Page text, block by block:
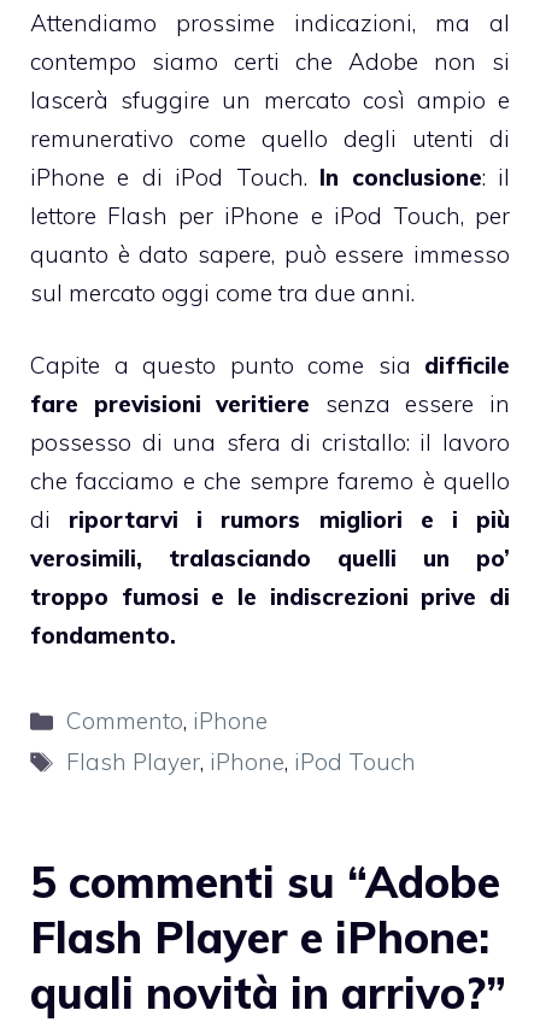
Attendiamo prossime indicazioni, ma al
contempo siamo certi che Adobe non si
lascerà sfuggire un mercato così ampio e
remunerativo come quello degli utenti di
iPhone e di iPod Touch. In conclusione: il
lettore Flash per iPhone e iPod Touch, per
quanto è dato sapere, può essere immesso
sul mercato oggi come tra due anni.
Capite a questo punto come sia difficile
fare previsioni veritiere senza essere in
possesso di una sfera di cristallo: il lavoro
che facciamo e che sempre faremo è quello
di riportarvi i rumors migliori e i più
verosimili, tralasciando quelli un po’
troppo fumosi e le indiscrezioni prive di
fondamento.
Categorie
Commento, iPhone
Tag
Flash Player, iPhone, iPod Touch
5 commenti su “Adobe
Flash Player e iPhone:
quali novità in arrivo?”